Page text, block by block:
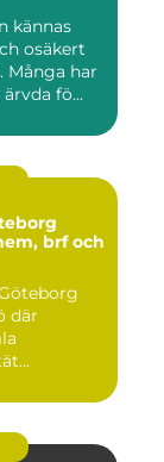
kännas
osäkert
Många har
fö...
brf och
där